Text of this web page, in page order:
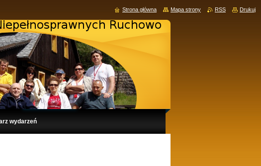
wydarzeń
Strona główna Mapa strony RSS Drukuj